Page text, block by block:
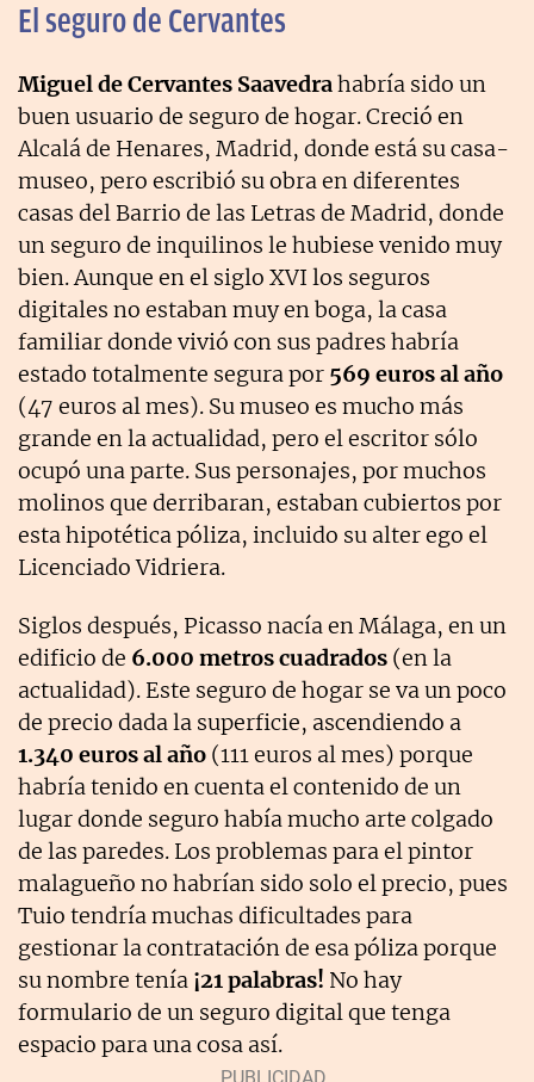
El seguro de Cervantes
Miguel de Cervantes Saavedrahabría sido un
buen usuario de seguro de hogar. Creció en
Alcalá de Henares, Madrid, donde está su casa-
museo, pero escribió su obra en diferentes
casas del Barrio de las Letras de Madrid, donde
un seguro de inquilinos le hubiese venido muy
bien. Aunque en el siglo XVI los seguros
digitales no estaban muy en boga, la casa
familiar donde vivió con sus padres habría
estado totalmente segura por 569 euros al año
(47 euros al mes). Su museo es mucho más
grande en la actualidad, pero el escritor sólo
ocupó una parte. Sus personajes, por muchos
molinos que derribaran, estaban cubiertos por
esta hipotética póliza, incluido su alter ego el
Licenciado Vidriera.
Siglos después, Picasso nacía en Málaga, en un
edificio de 6.000 metros cuadrados (en la
actualidad). Este seguro de hogar se va un poco
de precio dada la superficie, ascendiendo a
1.340 euros al año (111 euros al mes) porque
habría tenido en cuenta el contenido de un
lugar donde seguro había mucho arte colgado
de las paredes. Los problemas para el pintor
malagueño no habrían sido solo el precio, pues
Tuio tendría muchas dificultades para
gestionar la contratación de esa póliza porque
su nombre tenía ¡21 palabras! No hay
formulario de un seguro digital que tenga
espacio para una cosa así.